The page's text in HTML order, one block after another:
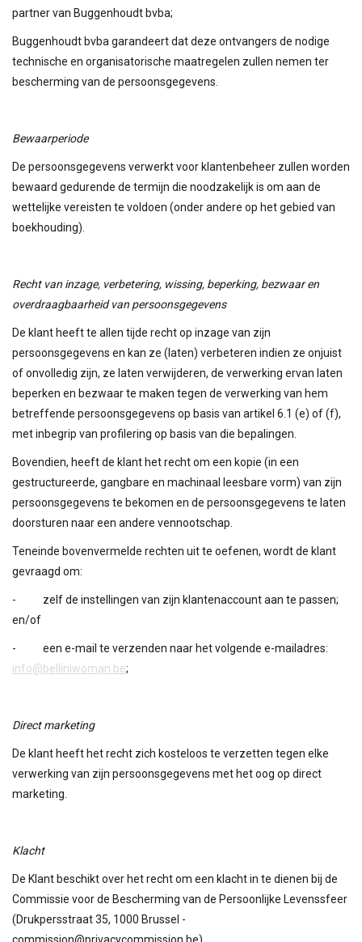
partner van Buggenhoudt bvba;
Buggenhoudt bvba garandeert dat deze ontvangers de nodige
technische en organisatorische maatregelen zullen nemen ter
bescherming van de persoonsgegevens.
Bewaarperiode
De persoonsgegevens verwerkt voor klantenbeheer zullen worden
bewaard gedurende de termijn die noodzakelijk is om aan de
wettelijke vereisten te voldoen (onder andere op het gebied van
boekhouding).
Recht van inzage, verbetering, wissing, beperking, bezwaar en
overdraagbaarheid van persoonsgegevens
De klant heeft te allen tijde recht op inzage van zijn
persoonsgegevens en kan ze (laten) verbeteren indien ze onjuist
of onvolledig zijn, ze laten verwijderen, de verwerking ervan laten
beperken en bezwaar te maken tegen de verwerking van hem
betreffende persoonsgegevens op basis van artikel 6.1 (e) of (f),
met inbegrip van profilering op basis van die bepalingen.
Bovendien, heeft de klant het recht om een kopie (in een
gestructureerde, gangbare en machinaal leesbare vorm) van zijn
persoonsgegevens te bekomen en de persoonsgegevens te laten
doorsturen naar een andere vennootschap.
Teneinde bovenvermelde rechten uit te oefenen, wordt de klant
gevraagd om:
- zelf de instellingen van zijn klantenaccount aan te passen;
en/of
- een e-mail te verzenden naar het volgende e-mailadres:
info@belliniwoman.be;
Direct marketing
De klant heeft het recht zich kosteloos te verzetten tegen elke
verwerking van zijn persoonsgegevens met het oog op direct
marketing.
Klacht
De Klant beschikt over het recht om een klacht in te dienen bij de
Commissie voor de Bescherming van de Persoonlijke Levenssfeer
(Drukpersstraat 35, 1000 Brussel -